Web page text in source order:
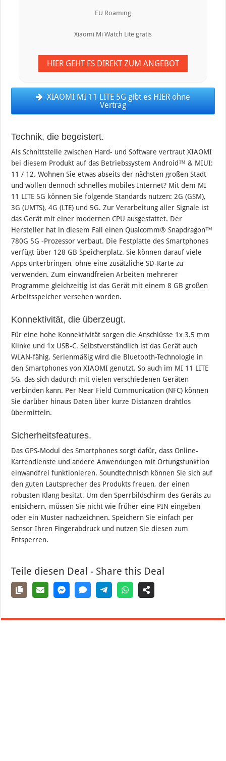
EU Roaming
Xiaomi Mi Watch Lite gratis
HIER GEHT ES DIREKT ZUM ANGEBOT
XIAOMI MI 11 LITE 5G gibt es HIER ohne
Vertrag
Technik, die begeistert.
Als Schnittstelle zwischen Hard- und Software vertraut XIAOMI
bei diesem Produkt auf das Betriebssystem Android™ & MIUI:
11 / 12. Wohnen Sie etwas abseits der nächsten großen Stadt
und wollen dennoch schnelles mobiles Internet? Mit dem MI
11 LITE 5G können Sie folgende Standards nutzen: 2G (GSM),
3G (UMTS), 4G (LTE) und 5G. Zur Verarbeitung aller Signale ist
das Gerät mit einer modernen CPU ausgestattet. Der
Hersteller hat in diesem Fall einen Qualcomm® Snapdragon™
780G 5G -Prozessor verbaut. Die Festplatte des Smartphones
verfügt über 128 GB Speicherplatz. Sie können darauf viele
Apps unterbringen, ohne eine zusätzliche SD-Karte zu
verwenden. Zum einwandfreien Arbeiten mehrerer
Programme gleichzeitig ist das Gerät mit einem 8 GB großen
Arbeitsspeicher versehen worden.
Konnektivität, die überzeugt.
Für eine hohe Konnektivität sorgen die Anschlüsse 1x 3.5 mm
Klinke und 1x USB-C. Selbstverständlich ist das Gerät auch
WLAN-fähig. Serienmäßig wird die Bluetooth-Technologie in
den Smartphones von XIAOMI genutzt. So auch im MI 11 LITE
5G, das sich dadurch mit vielen verschiedenen Geräten
verbinden kann. Per Near Field Communication (NFC) können
Sie darüber hinaus Daten über kurze Distanzen drahtlos
übermitteln.
Sicherheitsfeatures.
Das GPS-Modul des Smartphones sorgt dafür, dass Online-
Kartendienste und andere Anwendungen mit Ortungsfunktion
einwandfrei funktionieren. Soundtechnisch können Sie sich auf
den guten Lautsprecher des Produkts freuen, der einen
robusten Klang besitzt. Um den Sperrbildschirm des Geräts zu
entsichern, müssen Sie nicht wie früher eine PIN eingeben
oder ein Muster nachzeichnen. Speichern Sie einfach per
Sensor Ihren Fingerabdruck und nutzen Sie diesen zum
Entsperren.
Teile diesen Deal - Share this Deal